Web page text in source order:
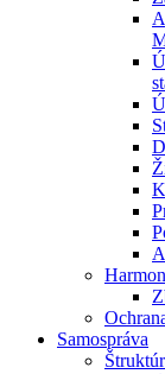
Samospráva